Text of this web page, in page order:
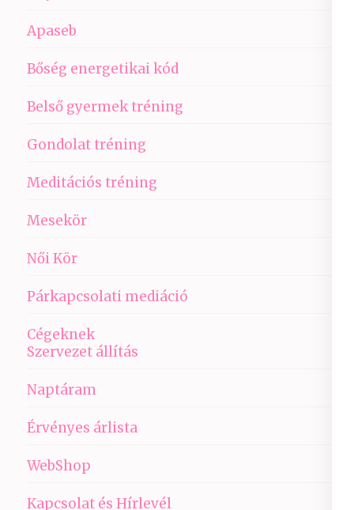
Apaseb
Bőség energetikai kód
Belső gyermek tréning
Gondolat tréning
Meditációs tréning
Mesekör
Női Kör
Párkapcsolati mediáció
Cégeknek
Szervezet állítás
Naptáram
Érvényes árlista
WebShop
Kapcsolat és Hírlevél